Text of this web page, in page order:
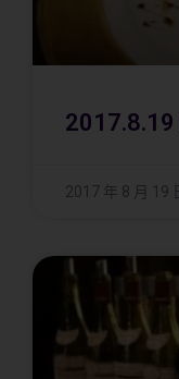
2017.8.19
2017 年 8 月 19